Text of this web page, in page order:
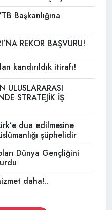
Başkanlığına
REKOR BAŞVURU!
kandırıldık itirafı!
ULUSLARARASI
STRATEJİK İŞ
dua edilmesine
şüphelidir
Dünya Gençliğini
daha!..